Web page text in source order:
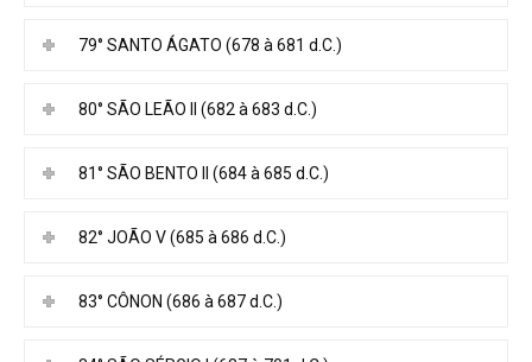
79° SANTO ÁGATO (678 à 681 d.C.)
80° SÃO LEÃO II (682 à 683 d.C.)
81° SÃO BENTO II (684 à 685 d.C.)
82° JOÃO V (685 à 686 d.C.)
83° CÔNON (686 à 687 d.C.)